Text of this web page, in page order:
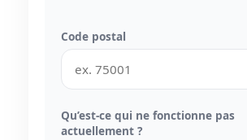
Code postal
Qu’est-ce qui ne fonctionne pas
actuellement ?